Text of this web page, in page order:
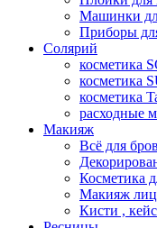
Машинки
Приборы
Солярий
косметика
косметика
косметика
расходные
Макияж
Всё для
Косметика
Макияж
Кисти ,